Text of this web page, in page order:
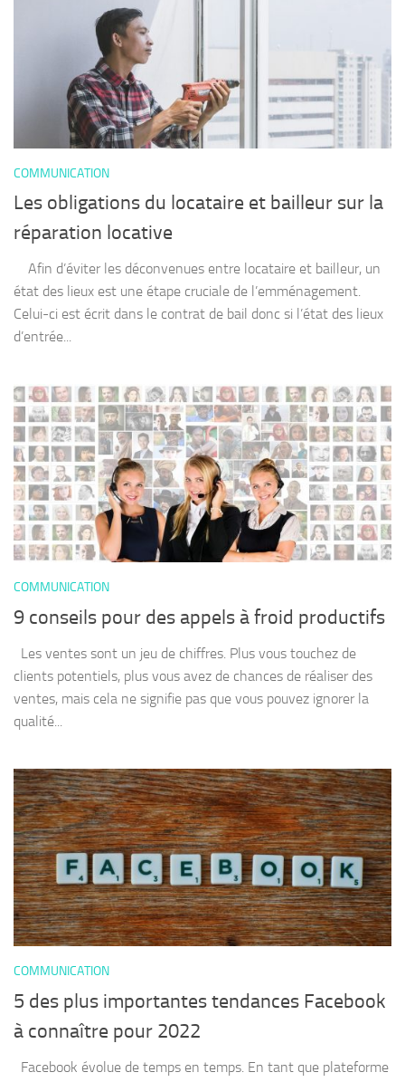
COMMUNICATION
Les obligations du locataire et bailleur sur la
réparation locative
Afin d’éviter les déconvenues entre locataire et bailleur, un
état des lieux est une étape cruciale de l’emménagement.
Celui-ci est écrit dans le contrat de bail donc si l’état des lieux
d’entrée...
COMMUNICATION
9 conseils pour des appels à froid productifs
Les ventes sont un jeu de chiffres. Plus vous touchez de
clients potentiels, plus vous avez de chances de réaliser des
ventes, mais cela ne signifie pas que vous pouvez ignorer la
qualité...
COMMUNICATION
5 des plus importantes tendances Facebook
à connaître pour 2022
Facebook évolue de temps en temps. En tant que plateforme